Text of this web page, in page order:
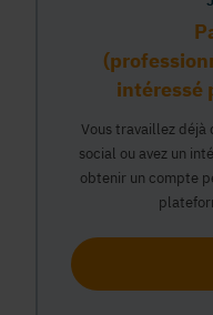
intéressé
Vous travaillez déjà
social ou avez un
obtenir un compte